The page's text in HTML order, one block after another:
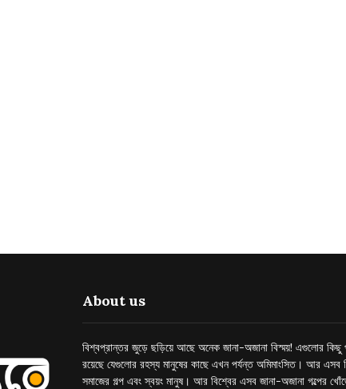
About us
বিশ্বপ্রান্তর জুড়ে ছড়িয়ে আছে অনেক জানা-অজানা বিস্ময়! এগুলোর
রয়েছে যেগুলোর রহস্য মানুষের কাছে এখন পর্যন্ত অমিমাংসিত। আর এসব
সমাজের গল্প এবং স্বয়ং মানুষ। আর বিশ্বের এসব জানা-অজানা গল্পের